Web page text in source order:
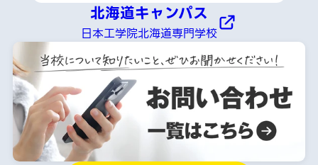
北海道キャンパス
日本工学院北海道専門学校